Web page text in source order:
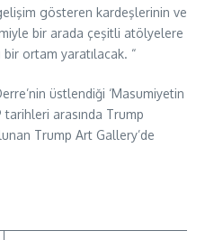
gösteren kardeşlerinin ve
bir arada çeşitli atölyelere
ortam yaratılacak. “
üstlendiği ‘Masumiyetin
tarihleri arasında Trump
Trump Art Gallery’de